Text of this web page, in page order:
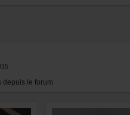
depuis le forum